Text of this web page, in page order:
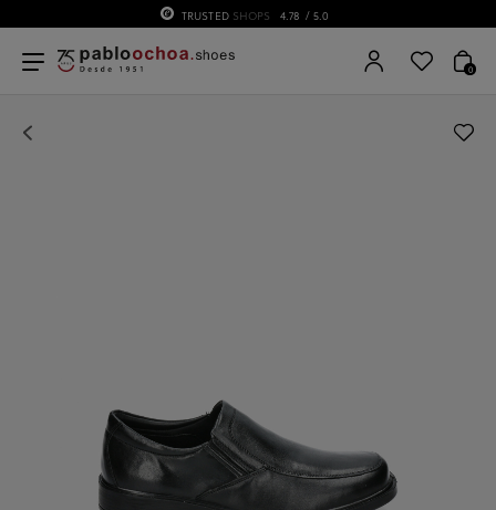
TRUSTED SHOPS 4.78 / 5.0
0